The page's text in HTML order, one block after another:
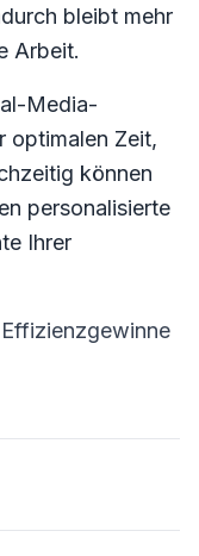
bleibt mehr
Arbeit.
Media-
optimalen Zeit,
können
personalisierte
Ihrer